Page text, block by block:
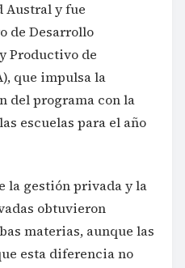
Austral y fue
de Desarrollo
Productivo de
que impulsa la
del programa con la
escuelas para el año
la gestión privada y la
obtuvieron
materias, aunque las
esta diferencia no